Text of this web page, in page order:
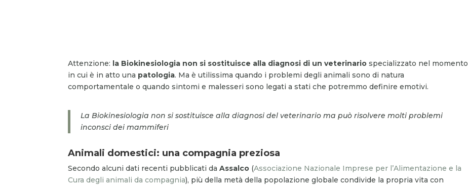
Attenzione: la Biokinesiologia non si sostituisce alla diagnosi di un veterinario specializzato nel momento
in cui è in atto una patologia. Ma è utilissima quando i problemi degli animali sono di natura
comportamentale o quando sintomi e malesseri sono legati a stati che potremmo definire emotivi.
La Biokinesiologia non si sostituisce alla diagnosi del veterinario ma può risolvere molti problemi
inconsci dei mammiferi
Animali domestici: una compagnia preziosa
Secondo alcuni dati recenti pubblicati daAssalco (Associazione Nazionale Imprese per l’Alimentazione e la
Cura degli animali da compagnia), più della metà della popolazione globale condivide la propria vita con